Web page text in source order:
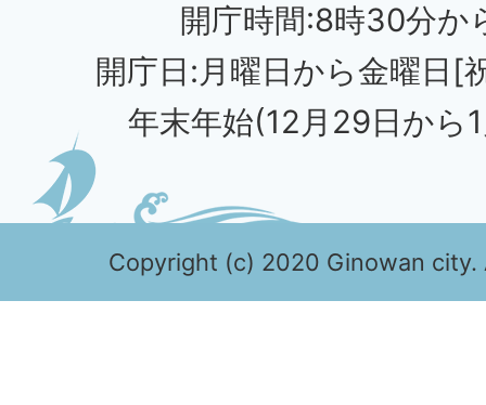
開庁時間:8時30分か
開庁日:月曜日から金曜日[
年末年始(12月29日から
Copyright (c) 2020 Ginowan city.